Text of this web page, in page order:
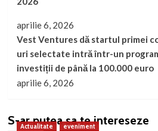
aprilie 6, 2026
Vest Ventures dă startul primei
uri selectate intră într-un
investiții de până la 100.000 euro
aprilie 6, 2026
S-ar putea sa te intereseze
Actualitate eveniment